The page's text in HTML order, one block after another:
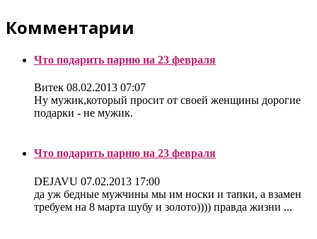
Комментарии
Что подарить парню на 23 февраля
Витек 08.02.2013 07:07
Ну мужик,который просит от своей женщины дорогие
подарки - не мужик.
Что подарить парню на 23 февраля
DEJAVU 07.02.2013 17:00
да уж бедные мужчины мы им носки и тапки, а взамен
требуем на 8 марта шубу и золото)))) правда жизни ...